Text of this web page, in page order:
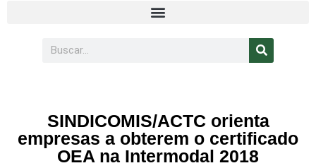
SINDICOMIS/ACTC orienta
empresas a obterem o certificado
OEA na Intermodal 2018